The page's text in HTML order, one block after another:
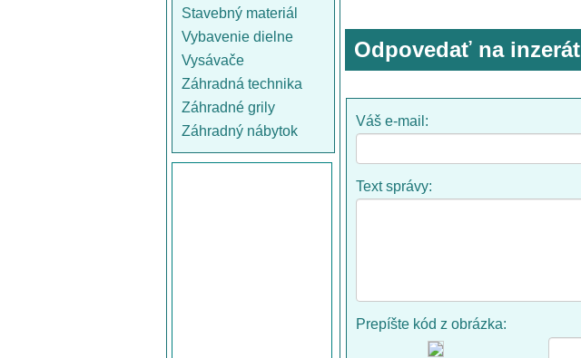
Stavebný materiál
Vybavenie dielne
Vysávače
Záhradná technika
Záhradné grily
Záhradný nábytok
Odpovedať na inzerát
Váš e-mail:
Text správy:
Prepíšte kód z obrázka: